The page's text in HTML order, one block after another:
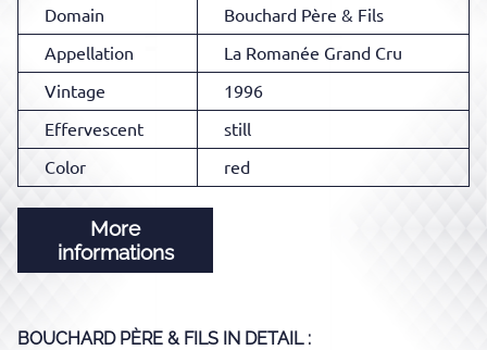
Domain
Bouchard Père & Fils
Appellation
La Romanée Grand Cru
Vintage
1996
Effervescent
still
Color
red
More
informations
BOUCHARD PÈRE & FILS IN DETAIL :